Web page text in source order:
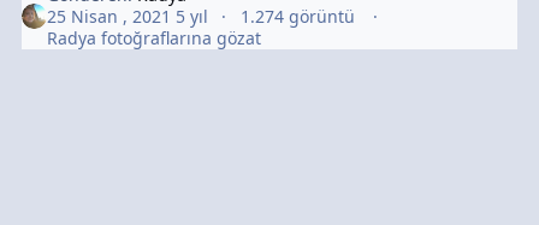
25 Nisan , 2021 5 yıl
1.274 görüntü
Radya fotoğraflarına gözat